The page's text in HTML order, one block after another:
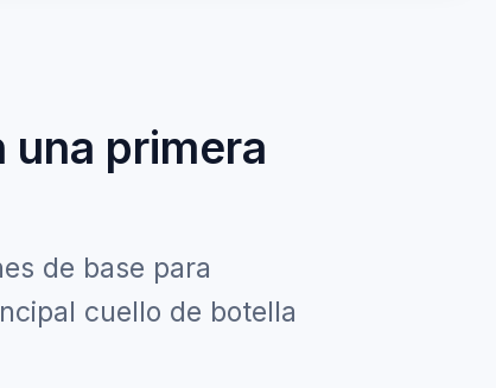
primera
de base para
cuello de botella